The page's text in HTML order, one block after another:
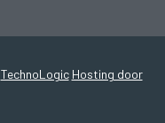
TechnoLogic Hosting door